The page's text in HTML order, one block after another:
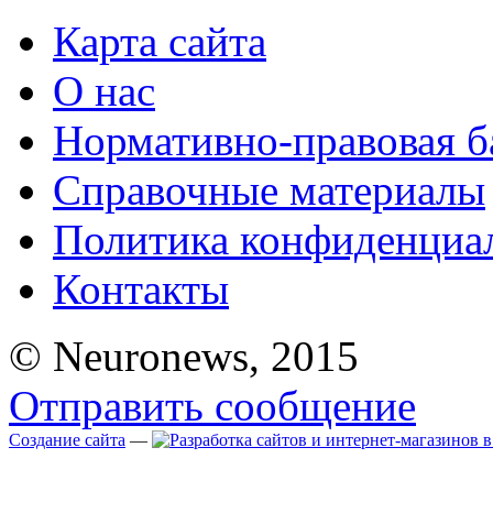
Карта сайта
О нас
Нормативно-правовая
Справочные материалы
Политика
Контакты
© Neuronews, 2015
Отправить сообщение
Создание сайта —